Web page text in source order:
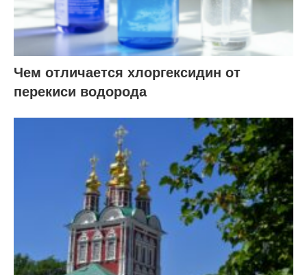
Чем отличается хлоргексидин от
перекиси водорода